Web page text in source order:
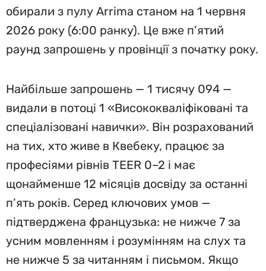
обирали з пулу Arrima станом на 1 червня
2026 року (6:00 ранку). Це вже п’ятий
раунд запрошень у провінції з початку року.
Найбільше запрошень — 1 тисячу 094 —
видали в потоці 1 «Висококваліфіковані та
спеціалізовані навички». Він розрахований
на тих, хто живе в Квебеку, працює за
професіями рівнів TEER 0–2 і має
щонайменше 12 місяців досвіду за останні
п’ять років. Серед ключових умов —
підтверджена французька: не нижче 7 за
усним мовленням і розумінням на слух та
не нижче 5 за читанням і письмом. Якщо